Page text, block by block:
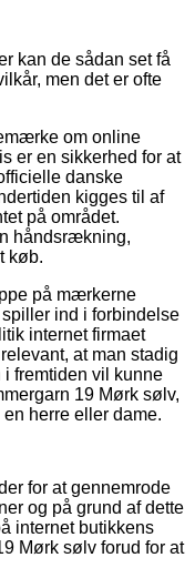
kan de sådan set få
men det er ofte
om online
er en sikkerhed for at
danske
kigges til af
på området.
håndsrækning,
køb.
på mærkerne
ind i forbindelse
internet firmaet
at man stadig
fremtiden vil kunne
19 Mørk sølv,
herre eller dame.
for at gennemrode
og på grund af dette
internet butikkens
Mørk sølv forud for at